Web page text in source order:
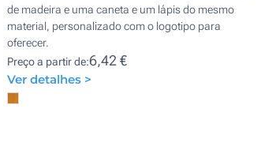
de madeira e uma caneta e um lápis do mesmo
material, personalizado com o logotipo para
oferecer.
Preço a partir de:6,42 €
Ver detalhes >